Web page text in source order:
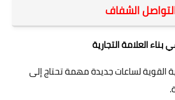
الشفاف
العلامة التجارية
القوية لساعات جديدة مهمة تحتاج إلى